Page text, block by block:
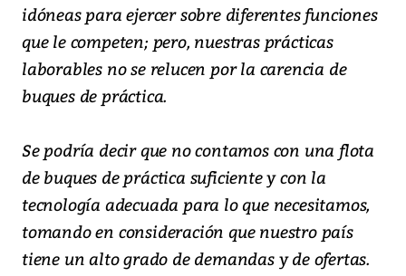
idóneas para ejercer sobre diferentes funciones
que le competen; pero, nuestras prácticas
laborables no se relucen por la carencia de
buques de práctica.
Se podría decir que no contamos con una flota
de buques de práctica suficiente y con la
tecnología adecuada para lo que necesitamos,
tomando en consideración que nuestro país
tiene un alto grado de demandas y de ofertas.